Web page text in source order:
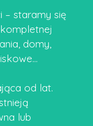
– staramy się
domy,
od lat.
lub